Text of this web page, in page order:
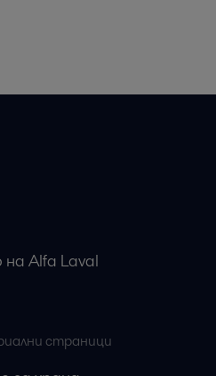
Alfa Laval
страници